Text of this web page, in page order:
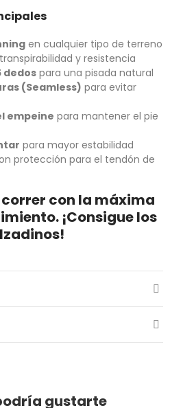
en cualquier tipo de terreno
y resistencia
dedos para una pisada natural
(Seamless) para evitar
empeine para mantener el pie
para mayor estabilidad
protección para el tendón de
correr con la máxima
¡Consigue los
gustarte